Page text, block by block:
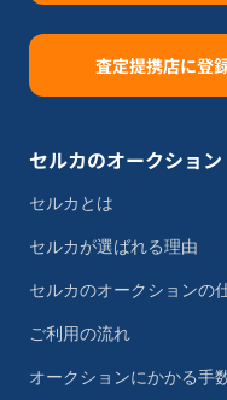
査定提携店に登
セルカのオークション
セルカとは
セルカが選ばれる理由
セルカのオークションの
ご利用の流れ
オークションにかかる手